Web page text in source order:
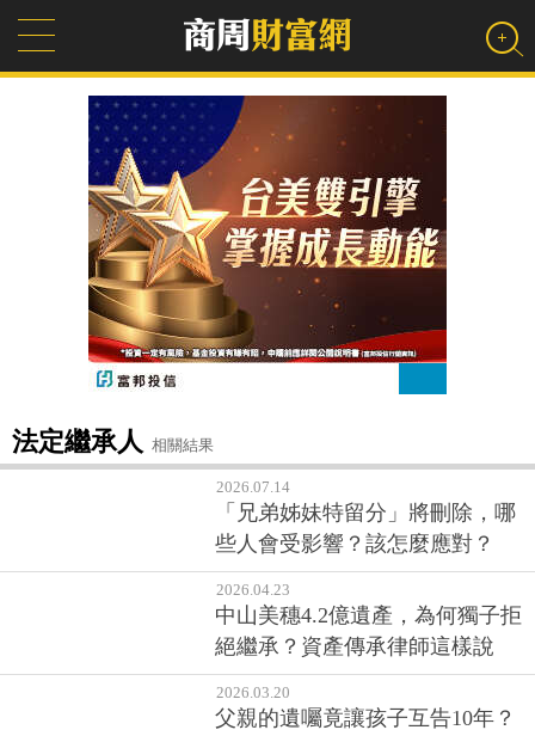
法定繼承人 相關結果
2026.07.14
「兄弟姊妹特留分」將刪除，哪
些人會受影響？該怎麼應對？
2026.04.23
中山美穗4.2億遺產，為何獨子拒
絕繼承？資產傳承律師這樣說
2026.03.20
父親的遺囑竟讓孩子互告10年？